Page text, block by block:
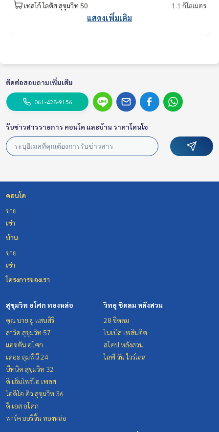
费用 : 150,000 銖/月
Line ID: @mcre
rust.
#luxury #LuxuryCondominium #Luxurycondo #condominiu
m #condo #condoBangkok #Condoforrent #rent #Forren
t #Condorental #RentSellCondoBangkok #rentcondo #re
ntalproperty #rental #Luxurycondoforrent #CondonearBT
S #Condo #MCRE #realestateagent #nearhospital #MRT
#BTS #penthouse #luxury #internationalschool #universi
เทสโก้ โลตัส สุขุมวิท 50
1.1 กิโลเมตร
แสดงเพิ่มเติม
ติดต่อสอบถามเพิ่มเติม
061-428-9156
รับข่าวสารรายการ คอนโด และบ้าน ราคาโดนใจ
คอนโด
ขาย
เช่า
บ้าน
ขาย
เช่า
โครงการของเรา
สุขุมวิท อโศก ทองหล่อ
คุณ บาย ยู แสนสิริ
ลาวิค สุขุมวิท 57
แอชตัน อโศก
เดอะ ลุมพินี 24
บีทนิค สุขุมวิท 32
ดิ เอ็มโพริโอ เพลส
ไอดีโอ คิว สุขุมวิท 36
ดิ เอส อโศก
พาร์ค ออริจิ้น ทองหล่อ
วิทยุ ชิดลม หลังสวน
28 ชิดลม
โนเบิล เพลินจิต
สโคป หลังสวน
ไลฟ์ วัน ไวร์เลส